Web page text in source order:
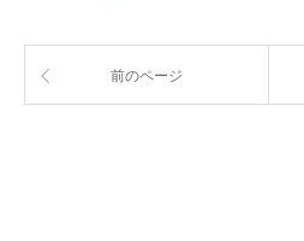
前のページ